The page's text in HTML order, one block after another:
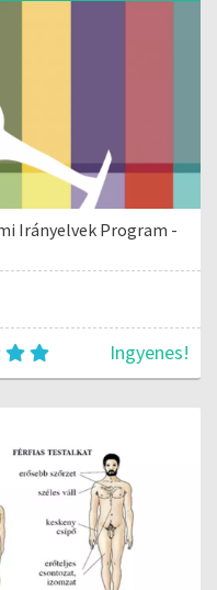
Irányelvek Program -
Ingyenes!